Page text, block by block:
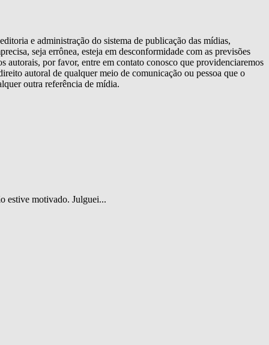
e administração do sistema de publicação das mídias,
seja errônea, esteja em desconformidade com as previsões
autorais, por favor, entre em contato conosco que providenciaremos
autoral de qualquer meio de comunicação ou pessoa que o
outra referência de mídia.
estive motivado. Julguei...